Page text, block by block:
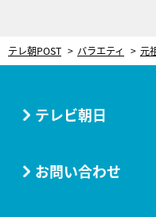
テレ朝POST バラエティ
テレビ朝日
お問い合わせ